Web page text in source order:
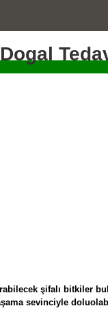
şifalı bitkiler
sevinciyle dolu